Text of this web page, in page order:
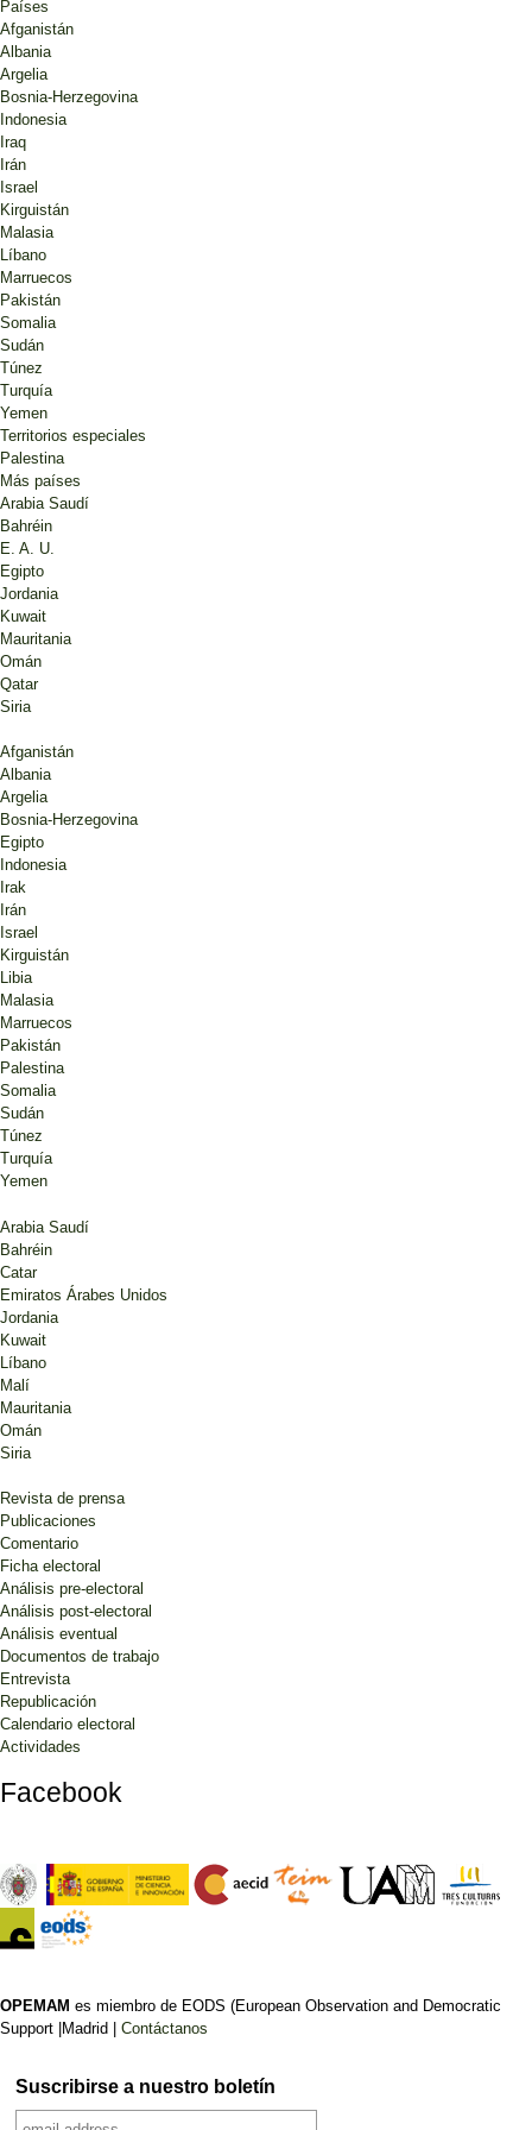
Países
Afganistán
Albania
Argelia
Bosnia-Herzegovina
Indonesia
Iraq
Irán
Israel
Kirguistán
Malasia
Líbano
Marruecos
Pakistán
Somalia
Sudán
Túnez
Turquía
Yemen
Territorios especiales
Palestina
Más países
Arabia Saudí
Bahréin
E. A. U.
Egipto
Jordania
Kuwait
Mauritania
Omán
Qatar
Siria
Afganistán
Albania
Argelia
Bosnia-Herzegovina
Egipto
Indonesia
Irak
Irán
Israel
Kirguistán
Libia
Malasia
Marruecos
Pakistán
Palestina
Somalia
Sudán
Túnez
Turquía
Yemen
Arabia Saudí
Bahréin
Catar
Emiratos Árabes Unidos
Jordania
Kuwait
Líbano
Malí
Mauritania
Omán
Siria
Revista de prensa
Publicaciones
Comentario
Ficha electoral
Análisis pre-electoral
Análisis post-electoral
Análisis eventual
Documentos de trabajo
Entrevista
Republicación
Calendario electoral
Actividades
Facebook
OPEMAM es miembro de EODS (European Observation and Democratic
Support |Madrid | Contáctanos
Suscribirse a nuestro boletín